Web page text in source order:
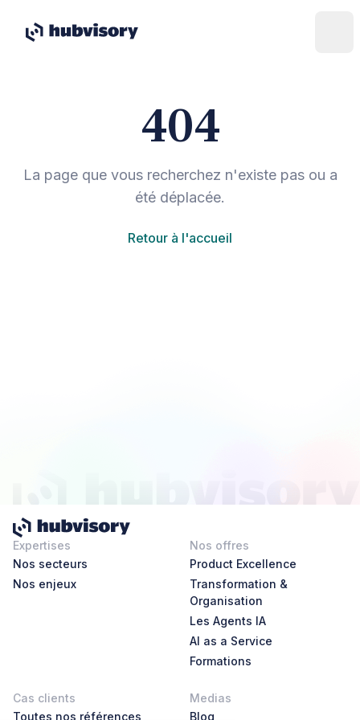
404
La page que vous recherchez n'existe pas ou a
été déplacée.
Retour à l'accueil
Expertises
Nos secteurs
Nos enjeux
Nos offres
Product Excellence
Transformation &
Organisation
Les Agents IA
AI as a Service
Formations
Cas clients
Toutes nos références
Medias
Blog